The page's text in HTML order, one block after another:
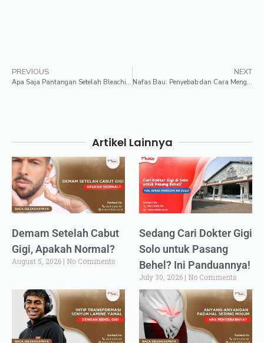
PREVIOUS
Apa Saja Pantangan Setelah Bleaching Gigi?
NEXT
Nafas Bau: Penyebab dan Cara Menghilangkannya
Artikel Lainnya
Demam Setelah Cabut
Gigi, Apakah Normal?
August 5, 2026 No Comments
Sedang Cari Dokter Gigi
Solo untuk Pasang
Behel? Ini Panduannya!
July 30, 2026 No Comments